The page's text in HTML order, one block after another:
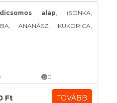
alap, (SONKA,
ANANÁSZ, KUKORICA,
0
Ft TOVÁBB